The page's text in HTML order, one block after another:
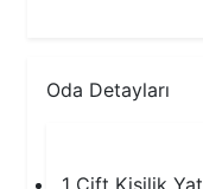
Oda Detayları